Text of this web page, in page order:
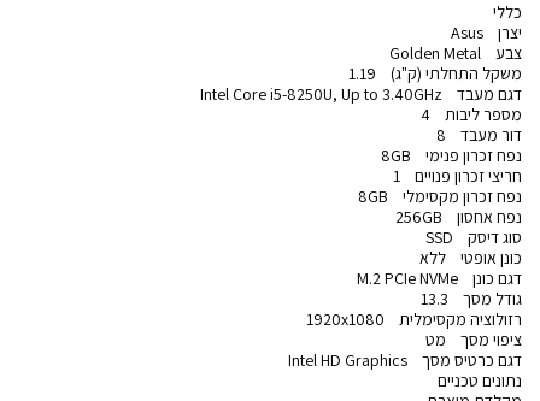
כללי
יצרן Asus
צבע Golden Metal
משקל התחלתי (ק"ג) 1.19
דגם מעבד Intel Core i5-8250U, Up to 3.40GHz
מספר ליבות 4
דור מעבד 8
נפח זכרון פנימי 8GB
חריצי זכרון פנויים 1
נפח זכרון מקסימלי 8GB
נפח אחסון 256GB
סוג דיסק SSD
כונן אופטי ללא
דגם כונן M.2 PCIe NVMe
גודל מסך 13.3
רזולוציה מקסימלית 1920x1080
ציפוי מסך מט
דגם כרטיס מסך Intel HD Graphics
נתונים טכניים